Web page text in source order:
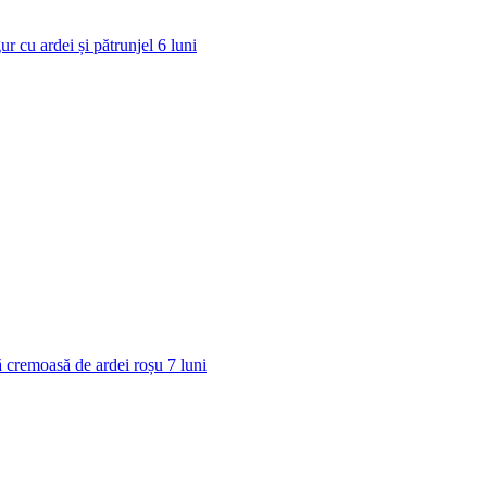
cu ardei și pătrunjel 6 luni
cremoasă de ardei roșu 7 luni